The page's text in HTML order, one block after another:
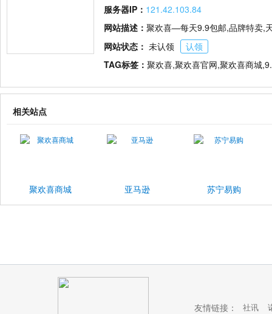
服务器IP： 121.42.103.84
网站描述： 聚欢喜—每天9.9包邮,品牌特卖,
网站状态： 未认领
认领
TAG标签： 聚欢喜,聚欢喜官网,聚欢喜商城
相关站点
聚欢喜商城 亚马逊 苏宁易购
友情链接： 社讯